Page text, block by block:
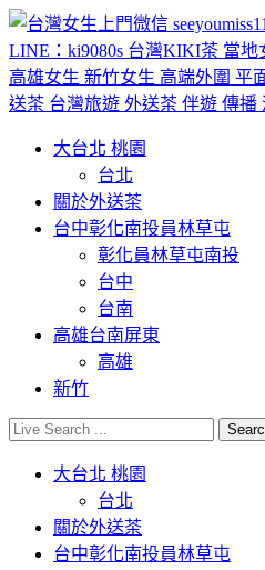
大台北 桃園
台北
關於外送茶
台中彰化南投員林草屯
彰化員林草屯南投
台中
台南
高雄台南屏東
高雄
新竹
大台北 桃園
台北
關於外送茶
台中彰化南投員林草屯